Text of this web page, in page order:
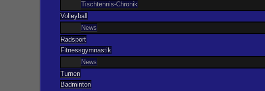
Tischtennis-Chronik
Volleyball
News
Radsport
Fitnessgymnastik
News
Turnen
Badminton